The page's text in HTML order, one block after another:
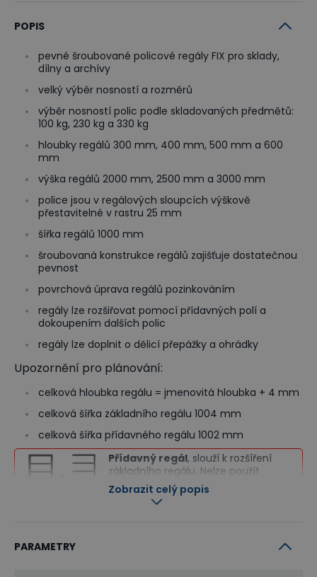
POPIS
pevné šroubované policové regály FIX pro sklady,
dílny a archívy
velký výběr nosností a rozměrů
výběr nosností polic podle skladovaných předmětů:
100 kg, 230 kg a 330 kg
hloubky regálů 300 mm, 400 mm, 500 mm a 600
mm
výška regálů 2000 mm, 2500 mm a 3000 mm
police jsou v regálových sloupcích výškově
přestavitelné v rastru 25 mm
šířka regálů 1000 mm
šroubovaná konstrukce regálů zajišťuje dostatečnou
pevnost
povrchová úprava regálů pozinkováním
regály lze rozšiřovat pomocí přídavných polí a
dokoupením dalších polic
regály lze doplnit o dělicí přepážky a ohrádky
Upozornění pro plánování:
celková hloubka regálu = jmenovitá hloubka + 4 mm
celková šířka základního regálu 1004 mm
celková šířka přídavného regálu 1002 mm
Přídavný regál, slouží k rozšíření
základního regálu. Nelze použít
samostatně.
Co je to základní a přídavný regál?
Vyberte si základní regál z níže dodávaných variant
Zobrazit celý popis
PARAMETRY